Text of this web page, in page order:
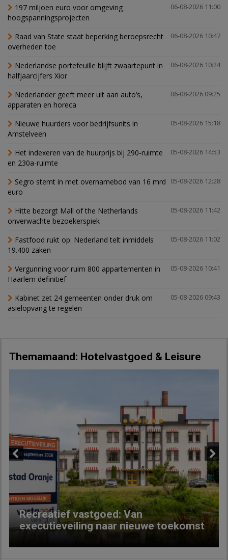
06-08-2026 11:00
197 miljoen euro voor omgeving
hoogspanningsprojecten
06-08-2026 10:47
Raad van State staat beperking beroepsrecht
overheden toe
06-08-2026 10:24
Nederlandse portefeuille blijft zwaartepunt in
halfjaarcijfers Xior
06-08-2026 09:25
Nederlander geeft meer uit aan auto’s,
apparaten en horeca
05-08-2026 15:18
Nieuwe huurders voor bedrijfsunits in
Amstelveen
05-08-2026 14:53
Het indexeren van de huurprijs bij 290-ruimte
en 230a-ruimte
05-08-2026 12:28
Segro stemt in met overnamebod van 16 mrd
euro
05-08-2026 11:42
Hitte bezorgt Mall of the Netherlands
onverwachte bezoekerspiek
05-08-2026 11:02
Fastfood rukt op: Nederland telt inmiddels
19.400 zaken
05-08-2026 10:41
Vergunning voor ruim 800 appartementen in
Haarlem definitief
05-08-2026 09:43
Kabinet zet 24 gemeenten onder druk om
asielopvang te regelen
Themamaand: Hotelvastgoed & Leisure
Recreatief vastgoed: Van
executieveiling naar nieuwe toekomst
Next